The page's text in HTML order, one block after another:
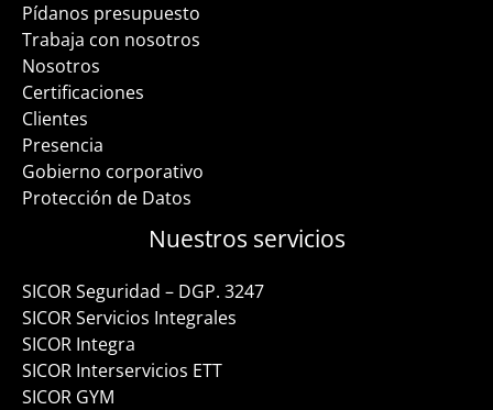
Pídanos presupuesto
Trabaja con nosotros
Nosotros
Certificaciones
Clientes
Presencia
Gobierno corporativo
Protección de Datos
Nuestros servicios
SICOR Seguridad – DGP. 3247
SICOR Servicios Integrales
SICOR Integra
SICOR Interservicios ETT
SICOR GYM